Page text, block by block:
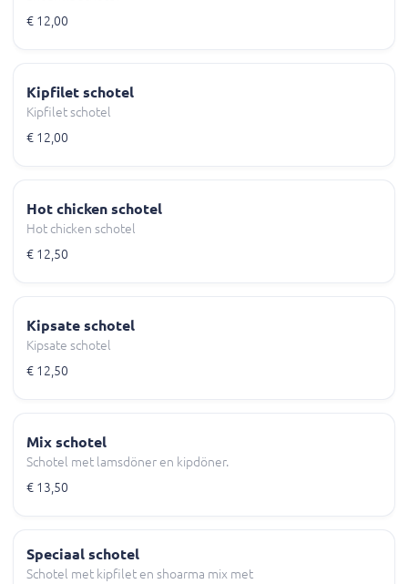
€ 12,00
Kipfilet schotel
Kipfilet schotel
€ 12,00
Hot chicken schotel
Hot chicken schotel
€ 12,50
Kipsate schotel
Kipsate schotel
€ 12,50
Mix schotel
Schotel met lamsdöner en kipdöner.
€ 13,50
Speciaal schotel
Schotel met kipfilet en shoarma mix met